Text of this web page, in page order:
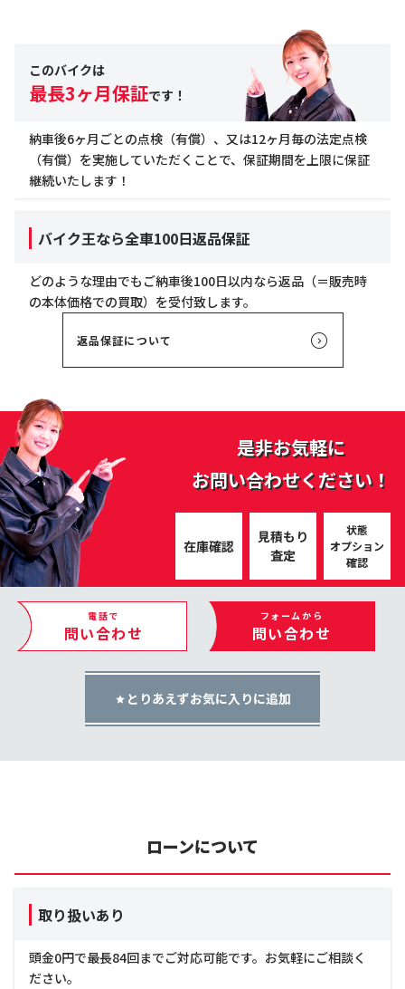
このバイクは
最長3ヶ月保証です！
納車後6ヶ月ごとの点検（有償）、又は12ヶ月毎の法定点検
（有償）を実施していただくことで、保証期間を上限に保証
継続いたします！
バイク王なら全車100日返品保証
どのような理由でもご納車後100日以内なら返品（＝販売時
の本体価格での買取）を受付致します。
返品保証について
是非お気軽に
お問い合わせください！
在庫確認
見積もり
査定
状態
オプション
確認
電話で
問い合わせ
フォームから
問い合わせ
とりあえずお気に入りに追加
ローンについて
取り扱いあり
頭金0円で最長84回までご対応可能です。お気軽にご相談く
ださい。